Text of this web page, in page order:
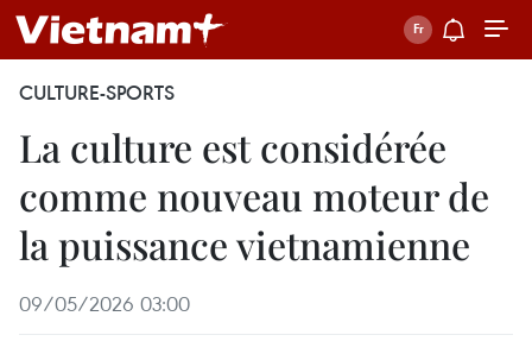
CULTURE-SPORTS
La culture est considérée
comme nouveau moteur de
la puissance vietnamienne
09/05/2026 03:00